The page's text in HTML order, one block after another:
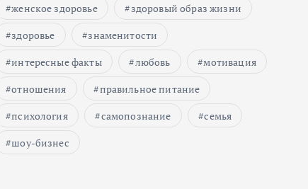
женское здоровье
здоровый образ жизни
здоровье
знаменитости
интересные факты
любовь
мотивация
отношения
правильное питание
психология
самопознание
семья
шоу-бизнес